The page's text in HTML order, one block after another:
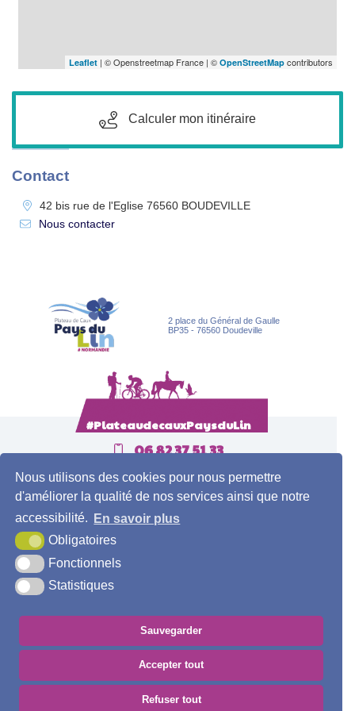
Nous utilisons des cookies pour nous permettre
d'améliorer la qualité de nos services ainsi que notre
accessibilité.
En savoir plus
Obligatoires
Fonctionnels
Statistiques
Sauvegarder
Accepter tout
Refuser tout
Leaflet | © Openstreetmap France | © OpenStreetMap contributors
Calculer mon itinéraire
Contact
42 bis rue de l'Eglise 76560 BOUDEVILLE
Nous contacter
2 place du Général de Gaulle
BP35 - 76560 Doudeville
#PlateaudecauxPaysduLin
06 82 37 51 33
Contact
MENTIONS LÉGALES
ESPACE PRO
ESPACE PRESSE GROUPES BROCHURES